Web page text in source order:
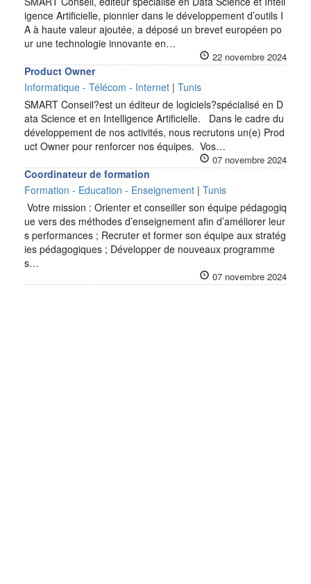
igence Artificielle, pionnier dans le développement d’outils I
A à haute valeur ajoutée, a déposé un brevet européen po
ur une technologie innovante en…
22 novembre 2024
Product Owner
Informatique - Télécom - Internet | Tunis
SMART Conseil?est un éditeur de logiciels?spécialisé en D
ata Science et en Intelligence Artificielle. Dans le cadre du
développement de nos activités, nous recrutons un(e) Prod
uct Owner pour renforcer nos équipes. Vos…
07 novembre 2024
Coordinateur de formation
Formation - Education - Enseignement | Tunis
Votre mission : Orienter et conseiller son équipe pédagogiq
ue vers des méthodes d’enseignement afin d’améliorer leur
s performances ; Recruter et former son équipe aux stratég
ies pédagogiques ; Développer de nouveaux programme
s…
07 novembre 2024